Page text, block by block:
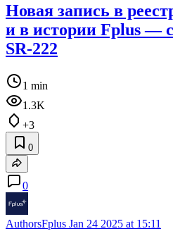
Новая запись в
и в истории Fplus —
SR-222
1 min
1.3K
+3
0
0
AuthorsFplus Jan 24 2025 at 15:11